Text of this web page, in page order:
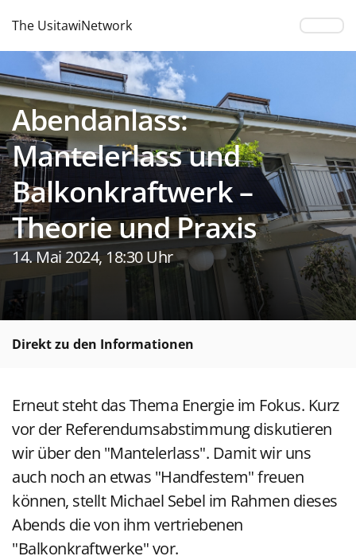
The UsitawiNetwork
Abendanlass:
Mantelerlass und
Balkonkraftwerk –
Theorie und Praxis
14. Mai 2024, 18:30 Uhr
Direkt zu den Informationen
Erneut steht das Thema Energie im Fokus. Kurz
vor der Referendumsabstimmung diskutieren
wir über den "Mantelerlass". Damit wir uns
auch noch an etwas "Handfestem" freuen
können, stellt Michael Sebel im Rahmen dieses
Abends die von ihm vertriebenen
"Balkonkraftwerke" vor.